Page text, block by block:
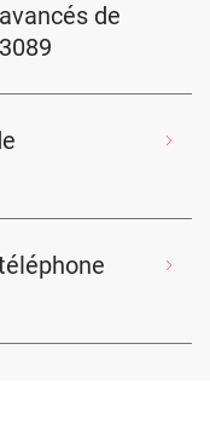
de